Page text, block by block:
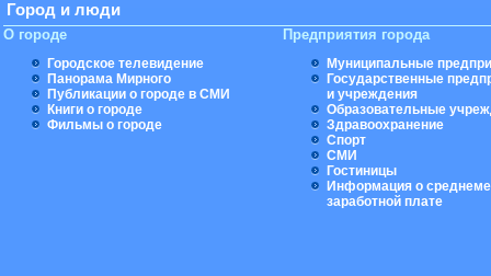
Город и люди
О городе
Городское телевидение
Панорама Мирного
Публикации о городе в СМИ
Книги о городе
Фильмы о городе
Предприятия города
Муниципальные
Государственные
и учреждения
Образовательные
Здравоохранение
Спорт
СМИ
Гостиницы
Информация о
заработной плате